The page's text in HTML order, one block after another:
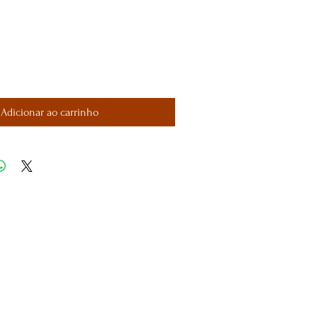
Adicionar ao carrinho